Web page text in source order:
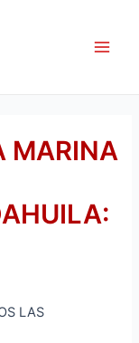
MARINA
LAS